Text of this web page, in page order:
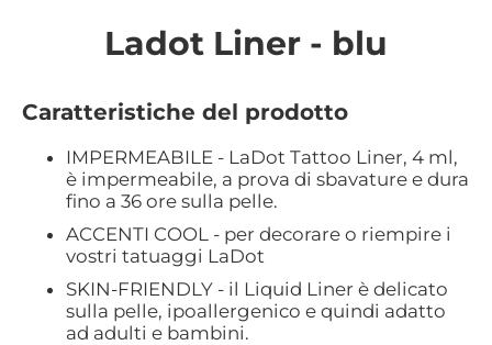
Ladot Liner - blu
Caratteristiche del prodotto
IMPERMEABILE - LaDot Tattoo Liner, 4 ml,
è impermeabile, a prova di sbavature e dura
fino a 36 ore sulla pelle.
ACCENTI COOL - per decorare o riempire i
vostri tatuaggi LaDot
SKIN-FRIENDLY - il Liquid Liner è delicato
sulla pelle, ipoallergenico e quindi adatto
ad adulti e bambini.